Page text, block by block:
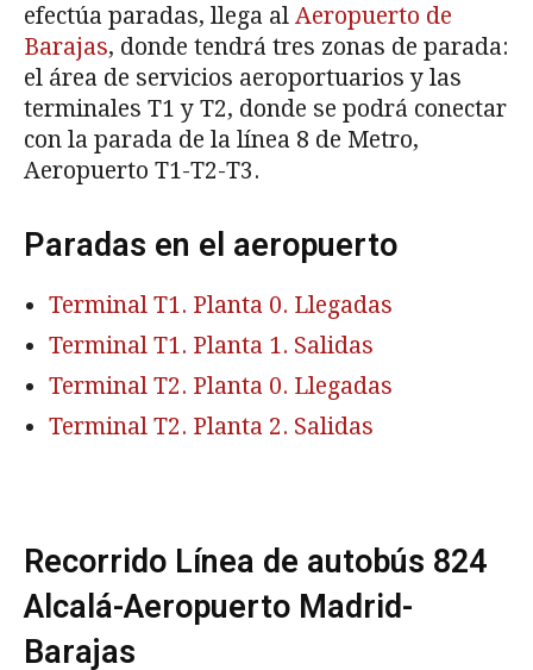
efectúa paradas, llega al Aeropuerto de
Barajas, donde tendrá tres zonas de parada:
el área de servicios aeroportuarios y las
terminales T1 y T2, donde se podrá conectar
con la parada de la línea 8 de Metro,
Aeropuerto T1-T2-T3.
Paradas en el aeropuerto
Terminal T1. Planta 0. Llegadas
Terminal T1. Planta 1. Salidas
Terminal T2. Planta 0. Llegadas
Terminal T2. Planta 2. Salidas
Recorrido Línea de autobús 824
Alcalá-Aeropuerto Madrid-
Barajas